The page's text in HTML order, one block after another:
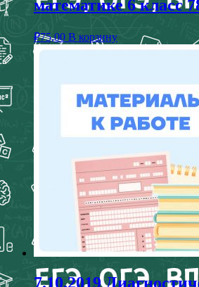
математике 6 класс
₽75,00 В корзину
7.10.2019